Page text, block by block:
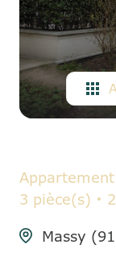
CONTACT
Appartement
3 pièce(s)
Massy